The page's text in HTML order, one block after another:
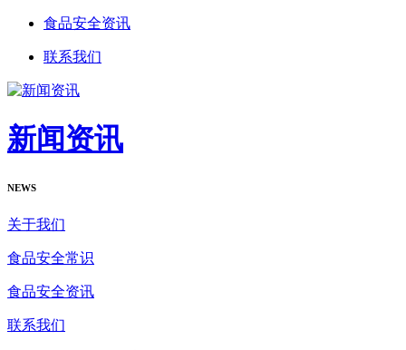
食品安全资讯
联系我们
新闻资讯
NEWS
关于我们
食品安全常识
食品安全资讯
联系我们